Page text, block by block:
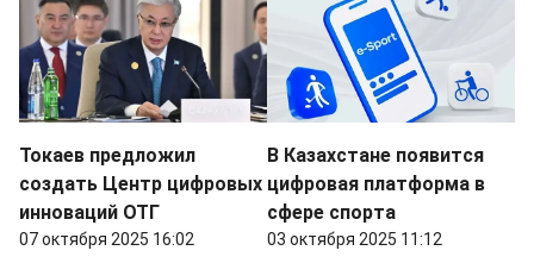
Токаев предложил
создать Центр цифровых
инноваций ОТГ
07 октября 2025 16:02
В Казахстане появится
цифровая платформа в
сфере спорта
03 октября 2025 11:12